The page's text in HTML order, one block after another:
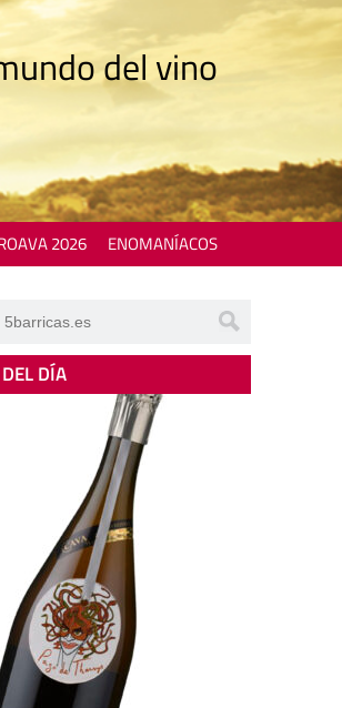
del vino
2026 ENOMANÍACOS
DÍA